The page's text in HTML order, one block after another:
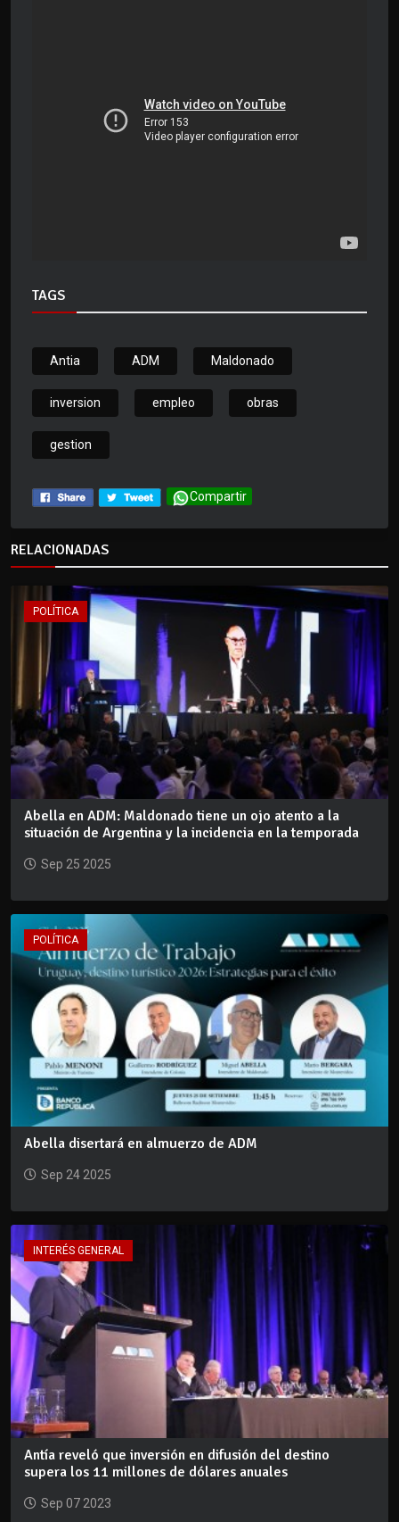
TAGS
Antia ADM Maldonado
inversion empleo obras
gestion
Compartir
RELACIONADAS
POLÍTICA
Abella en ADM: Maldonado tiene un ojo atento a la
situación de Argentina y la incidencia en la temporada
Sep 25 2025
POLÍTICA
Abella disertará en almuerzo de ADM
Sep 24 2025
INTERÉS GENERAL
Antía reveló que inversión en difusión del destino
supera los 11 millones de dólares anuales
Sep 07 2023